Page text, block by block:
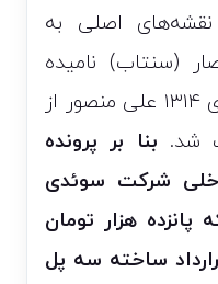
اصلی به
(سنتاب) نامیده
می‌شد واگذار شد. روز ۲۷ دی ۱۳۱۴ علی منصور از
شد. بنا بر پرونده
شرکت سوئدی
هزار تومان
ساخته سه پل